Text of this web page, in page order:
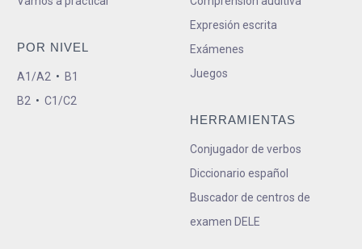
POR NIVEL
A1/A2 • B1
B2 • C1/C2
Expresión escrita
Exámenes
Juegos
HERRAMIENTAS
Conjugador de verbos
Diccionario español
Buscador de centros de
examen DELE